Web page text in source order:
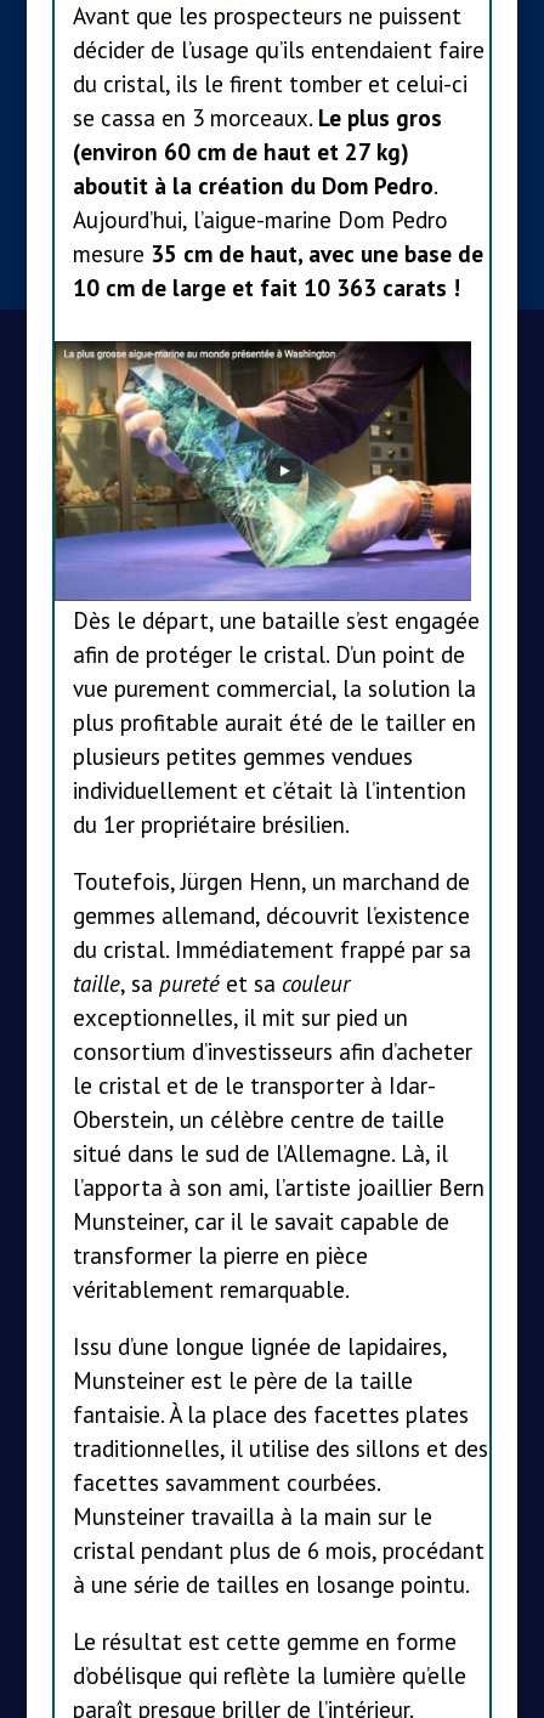
Avant que les prospecteurs ne puissent
décider de l’usage qu’ils entendaient faire
du cristal, ils le firent tomber et celui-ci
se cassa en 3 morceaux. Le plus gros
(environ 60 cm de haut et 27 kg)
aboutit à la création du Dom Pedro.
Aujourd’hui, l’aigue-marine Dom Pedro
mesure 35 cm de haut, avec une base de
10 cm de large et fait 10 363 carats !
Dès le départ, une bataille s’est engagée
afin de protéger le cristal. D’un point de
vue purement commercial, la solution la
plus profitable aurait été de le tailler en
plusieurs petites gemmes vendues
individuellement et c’était là l’intention
du 1er propriétaire brésilien.
Toutefois, Jürgen Henn, un marchand de
gemmes allemand, découvrit l’existence
du cristal. Immédiatement frappé par sa
taille, sa puretéet sa couleur
exceptionnelles, il mit sur pied un
consortium d’investisseurs afin d’acheter
le cristal et de le transporter à Idar-
Oberstein, un célèbre centre de taille
situé dans le sud de l’Allemagne. Là, il
l’apporta à son ami, l’artiste joaillier Bern
Munsteiner, car il le savait capable de
transformer la pierre en pièce
véritablement remarquable.
Issu d’une longue lignée de lapidaires,
Munsteiner est le père de la taille
fantaisie. À la place des facettes plates
traditionnelles, il utilise des sillons et des
facettes savamment courbées.
Munsteiner travailla à la main sur le
cristal pendant plus de 6 mois, procédant
à une série de tailles en losange pointu.
Le résultat est cette gemme en forme
d’obélisque qui reflète la lumière qu’elle
paraît presque briller de l’intérieur.